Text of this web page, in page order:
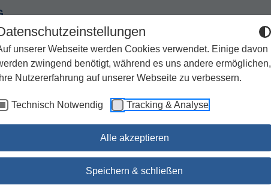
unserer Webseite werden Cookies verwendet. Einige davon
zwingend benötigt, während es uns andere ermöglichen,
Nutzererfahrung auf unserer Webseite zu verbessern.
Technisch Notwendig Tracking & Analyse
Alle akzeptieren
Speichern & schließen
Geschenke Kirchenjahr / Lebensweg